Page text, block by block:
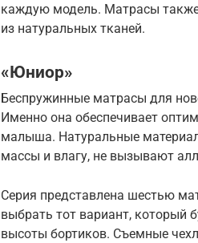
каждую модель. Матрасы
из натуральных тканей.
«Юниор»
Беспружинные матрасы для
Именно она обеспечивает
малыша. Натуральные
массы и влагу, не вызывают
Серия представлена шестью
выбрать тот вариант, который
высоты бортиков. Съемные